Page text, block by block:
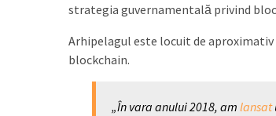
strategia guvernamentală privind
Arhipelagul este locuit de
blockchain.
„În vara anului 2018, am lansat